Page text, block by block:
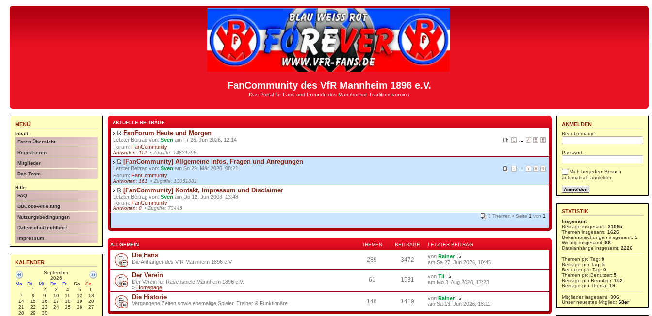
FanCommunity des VfR Mannheim 1896 e.V.
Das Portal für Fans und Freunde des Mannheimer Traditionsvereins
MENÜ
Inhalt
Foren-Übersicht
Registrieren
Mitglieder
Das Team
Hilfe
FAQ
BBCode-Anleitung
Nutzungsbedingungen
Datenschutzrichtlinie
Impressum
KALENDER
September
2026
Mo
Di Mi Do Fr Sa
So
1
2 3 4 5
6
7
8 9 10 11 12
13
14
15 16 17 18 19
20
21
22 23 24 25 26
27
28
29 30
AKTUELLE BEITRÄGE
FanForum Heute und Morgen
1 4 5 6
Letzter Beitrag von: Sven am Fr 26. Jun 2026, 12:14
Forum: FanCommunity
Antworten: 112 • Zugriffe: 14831798
[FanCommunity] Allgemeine Infos, Fragen und Anregungen
1 7 8 9
Letzter Beitrag von: Sven am So 29. Mär 2026, 08:21
Forum: FanCommunity
Antworten: 161 • Zugriffe: 13051881
[FanCommunity] Kontakt, Impressum und Disclaimer
Letzter Beitrag von: Sven am Do 12. Jun 2008, 13:48
Forum: FanCommunity
Antworten: 0 • Zugriffe: 73446
3 Themen • Seite 1 von 1
ALLGEMEIN THEMEN BEITRÄGE LETZTER BEITRAG
Die Fans
Die Anhänger des VfR Mannheim 1896 e.V. 289 3472 vonRainer
am Sa 27. Jun 2026, 10:45
Der Verein
Der Verein für Rasenspiele Mannheim 1896 e.V.
» Homepage
61 1531 vonTil
am Mo 3. Aug 2026, 17:23
Die Historie
Vergangene Zeiten sowie ehemalige Spieler, Trainer & Funktionäre 148 1419 vonRainer
am Sa 13. Jun 2026, 18:11
ANMELDEN
Benutzername:
Passwort:
Mich bei jedem Besuch
automatisch anmelden
STATISTIK
Insgesamt
Beiträge insgesamt: 31085
Themen insgesamt: 1626
Bekanntmachungen insgesamt: 1
Wichtig insgesamt: 88
Dateianhänge insgesamt: 2226
Themen pro Tag: 0
Beiträge pro Tag: 5
Benutzer pro Tag: 0
Themen pro Benutzer: 5
Beiträge pro Benutzer: 102
Beiträge pro Thema: 19
Mitglieder insgesamt: 306
Unser neuestes Mitglied: 68er